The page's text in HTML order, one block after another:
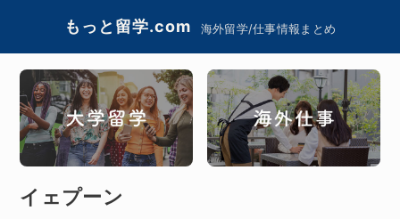
もっと留学.com 海外留学/仕事情報まとめ
イェプーン